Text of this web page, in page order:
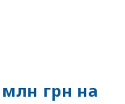
грн на